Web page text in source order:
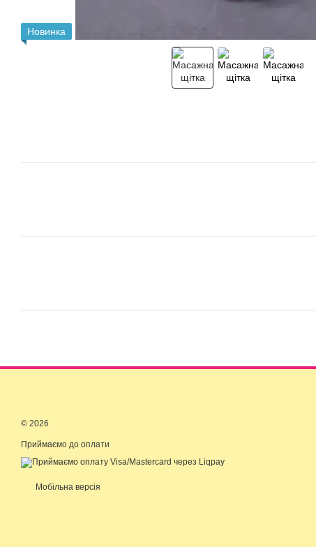
Новинка
© 2026
Приймаємо до оплати
Мобільна версія